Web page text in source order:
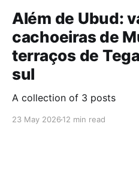
Além de Ubud:
cachoeiras de
terraços de
sul
A collection of 3 posts
23 May 2026 12 min read